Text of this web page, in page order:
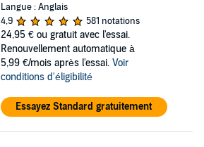
Langue : Anglais
4,9
581 notations
24,95 € ou gratuit avec l'essai.
Renouvellement automatique à
5,99 €/mois après l'essai. Voir
conditions d'éligibilité
Essayez Standard gratuitement